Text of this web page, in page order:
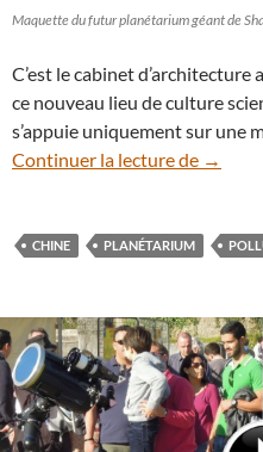
Maquette du futur planétarium géant de
C’est le cabinet d’architecture
ce nouveau lieu de culture
s’appuie uniquement sur une
Continuer la lecture de
La
→
CHINE PLANÉTARIUM